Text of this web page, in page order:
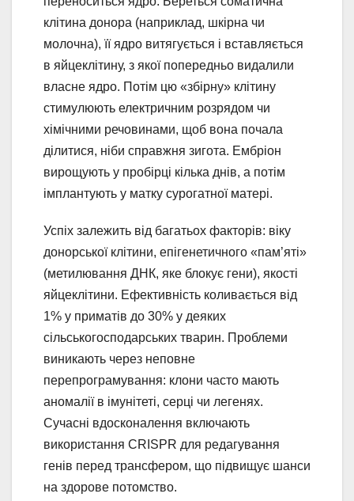
клітина донора (наприклад, шкірна чи
молочна), її ядро витягується і вставляється
в яйцеклітину, з якої попередньо видалили
власне ядро. Потім цю «збірну» клітину
стимулюють електричним розрядом чи
хімічними речовинами, щоб вона почала
ділитися, ніби справжня зигота. Ембріон
вирощують у пробірці кілька днів, а потім
імплантують у матку сурогатної матері.
Успіх залежить від багатьох факторів: віку
донорської клітини, епігенетичного «пам’яті»
(метилювання ДНК, яке блокує гени), якості
яйцеклітини. Ефективність коливається від
1% у приматів до 30% у деяких
сільськогосподарських тварин. Проблеми
виникають через неповне
перепрограмування: клони часто мають
аномалії в імунітеті, серці чи легенях.
Сучасні вдосконалення включають
використання CRISPR для редагування
генів перед трансфером, що підвищує шанси
на здорове потомство.